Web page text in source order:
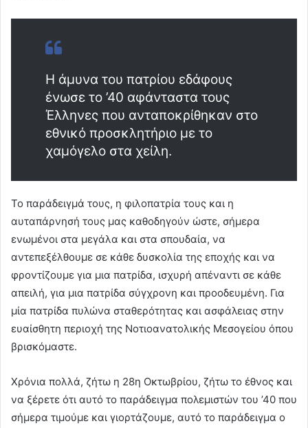
Η άμυνα του πατρίου εδάφους
ένωσε το ’40 αφάνταστα τους
Έλληνες που ανταποκρίθηκαν στο
εθνικό προσκλητήριο με το
χαμόγελο στα χείλη.
Το παράδειγμά τους, η φιλοπατρία τους και η
αυταπάρνησή τους μας καθοδηγούν ώστε, σήμερα
ενωμένοι στα μεγάλα και στα σπουδαία, να
αντεπεξέλθουμε σε κάθε δυσκολία της εποχής και να
φροντίζουμε για μια πατρίδα, ισχυρή απέναντι σε κάθε
απειλή, για μια πατρίδα σύγχρονη και προοδευμένη. Για
μία πατρίδα πυλώνα σταθερότητας και ασφάλειας στην
ευαίσθητη περιοχή της Νοτιοανατολικής Μεσογείου όπου
βρισκόμαστε.
Χρόνια πολλά, ζήτω η 28η Οκτωβρίου, ζήτω το έθνος και
να ξέρετε ότι αυτό το παράδειγμα πολεμιστών του ’40 που
σήμερα τιμούμε και γιορτάζουμε, αυτό το παράδειγμα ο